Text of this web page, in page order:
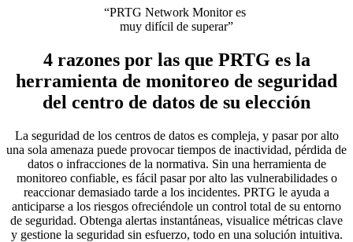
“PRTG Network Monitor es
muy difícil de superar”
4 razones por las que PRTG es la
herramienta de monitoreo de seguridad
del centro de datos de su elección
La seguridad de los centros de datos es compleja, y pasar por alto
una sola amenaza puede provocar tiempos de inactividad, pérdida de
datos o infracciones de la normativa. Sin una herramienta de
monitoreo confiable, es fácil pasar por alto las vulnerabilidades o
reaccionar demasiado tarde a los incidentes. PRTG le ayuda a
anticiparse a los riesgos ofreciéndole un control total de su entorno
de seguridad. Obtenga alertas instantáneas, visualice métricas clave
y gestione la seguridad sin esfuerzo, todo en una solución intuitiva.